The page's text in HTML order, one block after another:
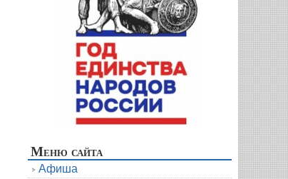
Меню сайта
Афиша